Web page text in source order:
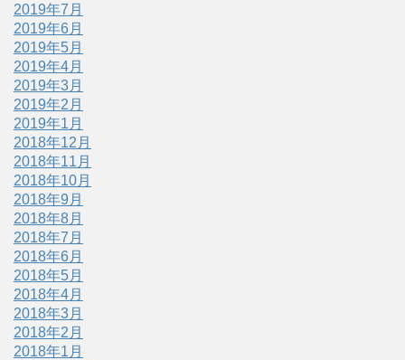
2019年7月
2019年6月
2019年5月
2019年4月
2019年3月
2019年2月
2019年1月
2018年12月
2018年11月
2018年10月
2018年9月
2018年8月
2018年7月
2018年6月
2018年5月
2018年4月
2018年3月
2018年2月
2018年1月